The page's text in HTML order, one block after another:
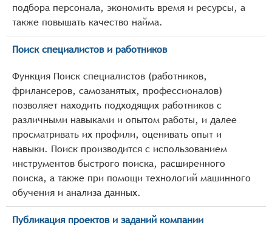
подбора персонала, экономить время и ресурсы, а
также повышать качество найма.
Поиск специалистов и работников
Функция Поиск специалистов (работников,
фрилансеров, самозанятых, профессионалов)
позволяет находить подходящих работников с
различными навыками и опытом работы, и далее
просматривать их профили, оценивать опыт и
навыки. Поиск производится с использованием
инструментов быстрого поиска, расширенного
поиска, а также при помощи технологий машинного
обучения и анализа данных.
Публикация проектов и заданий компании